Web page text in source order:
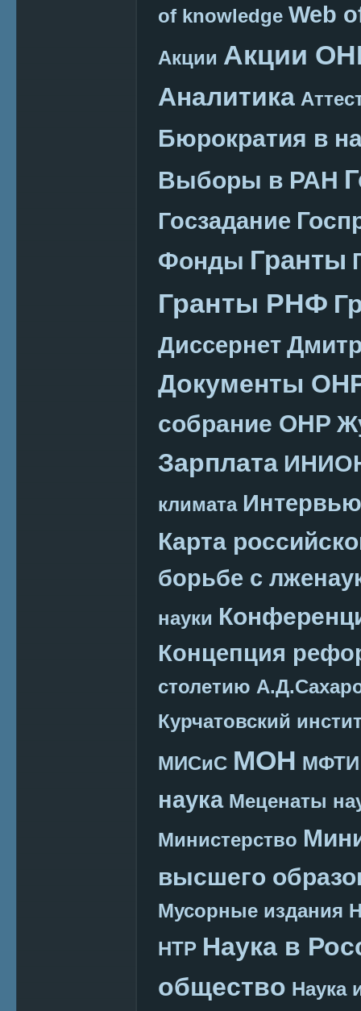
of knowledge Web
Акции Акции
Аналитика
Бюрократия в
Выборы в РАН
Госзадание
Фонды Гранты
Гранты РНФ
Диссернет
Документы
собрание ОНР
Зарплата
климата Интервью
Карта
борьбе с
науки
Концепция
столетию
Курчатовский
МИСиС МОН МФТИ
наука Меценаты
Министерство
высшего
Мусорные издания
НТР Наука в
общество Наука